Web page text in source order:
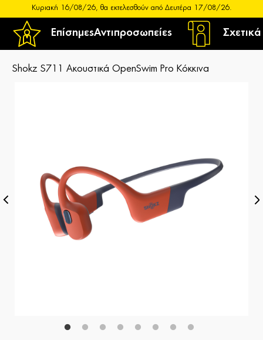
ΕπίσημεςΑντιπροσωπείες
Κυριακή 16/08/26, θα εκτελεσθούν από Δευτέρα 17/08/26.
Shokz S711 Ακουστικά OpenSwim Pro Κόκκινα